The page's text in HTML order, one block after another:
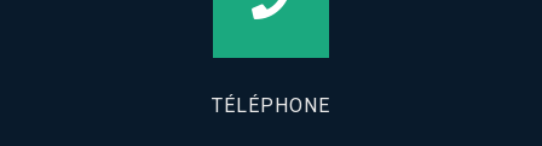
TÉLÉPHONE